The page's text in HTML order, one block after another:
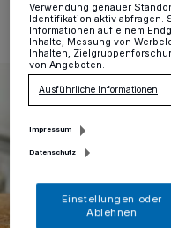
Verwendung genauer
Identifikation aktiv abfragen.
Informationen auf einem
Inhalte, Messung von
Inhalten,
von Angeboten.
Ausführliche Informationen
Impressum
Datenschutz
Einstellungen oder
Ablehnen